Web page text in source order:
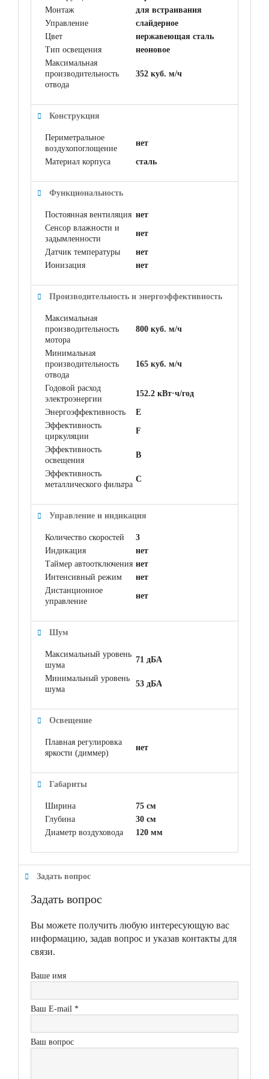
Монтаж
для встраивания
Управление
слайдерное
Цвет
нержавеющая сталь
Тип освещения
неоновое
Максимальная
производительность
отвода
352 куб. м/ч
Конструкция
Периметральное
воздухопоглощение
нет
Материал корпуса сталь
Функциональность
Постоянная вентиляция нет
Сенсор влажности и
задымленности
нет
Датчик температуры
нет
Ионизация
нет
Производительность и энергоэффективность
Максимальная
производительность
мотора
800 куб. м/ч
Минимальная
производительность
отвода
165 куб. м/ч
Годовой расход
электроэнергии
152.2 кВт·ч/год
Энергоэффективность
E
Эффективность
циркуляции
F
Эффективность
освещения
B
Эффективность
металлического фильтра
C
Управление и индикация
Количество скоростей
3
Индикация
нет
Таймер автоотключения нет
Интенсивный режим
нет
Дистанционное
управление
нет
Шум
Максимальный уровень
шума
71 дБА
Минимальный уровень
шума
53 дБА
Освещение
Плавная регулировка
яркости (диммер)
нет
Габариты
Ширина
75 см
Глубина
30 см
Диаметр воздуховода
120 мм
Задать вопрос
Задать вопрос
Вы можете получить любую интересующую вас
информацию, задав вопрос и указав контакты для
связи.
Ваше имя
Ваш E-mail *
Ваш вопрос